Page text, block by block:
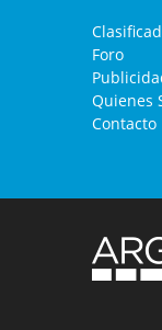
Foro
Quienes
Contacto